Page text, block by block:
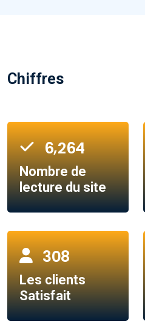
Chiffres
6,264
Nombre de
lecture du site
308
Les clients
Satisfait